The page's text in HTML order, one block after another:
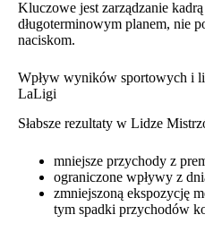
Kluczowe jest zarządzanie
długoterminowym planem, nie
naciskom.
Wpływ wyników sportowych i
LaLigi
Słabsze rezultaty w Lidze
mniejsze przychody z
ograniczone wpływy z
zmniejszoną ekspozycję
tym spadki przychodów